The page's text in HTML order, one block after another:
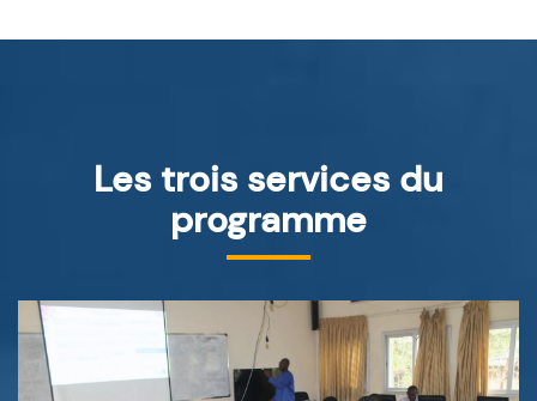
Les trois services du
programme